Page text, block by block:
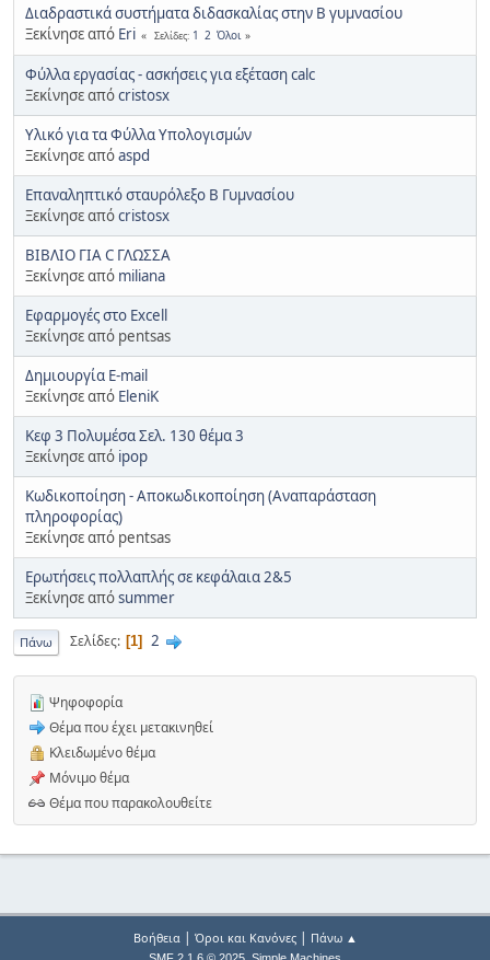
Διαδραστικά συστήματα διδασκαλίας στην Β γυμνασίου
Ξεκίνησε από Eri Σελίδες 1 2 Όλοι
Φύλλα εργασίας - ασκήσεις για εξέταση calc
Ξεκίνησε απόcristosx
Υλικό για τα Φύλλα Υπολογισμών
Ξεκίνησε απόaspd
Επαναληπτικό σταυρόλεξο Β Γυμνασίου
Ξεκίνησε απόcristosx
ΒΙΒΛΙΟ ΓΙΑ C ΓΛΩΣΣΑ
Ξεκίνησε από miliana
Εφαρμογές στο Excell
Ξεκίνησε από pentsas
Δημιουργία Ε-mail
Ξεκίνησε από EleniK
Κεφ 3 Πολυμέσα Σελ. 130 θέμα 3
Ξεκίνησε από ipop
Κωδικοποίηση - Αποκωδικοποίηση (Αναπαράσταση
πληροφορίας)
Ξεκίνησε από pentsas
Ερωτήσεις πολλαπλής σε κεφάλαια 2&5
Ξεκίνησε απόsummer
Πάνω Σελίδες 1 2
Ψηφοφορία
Θέμα που έχει μετακινηθεί
Κλειδωμένο θέμα
Μόνιμο θέμα
Θέμα που παρακολουθείτε
Βοήθεια| Όροι και Κανόνες| Πάνω ▲